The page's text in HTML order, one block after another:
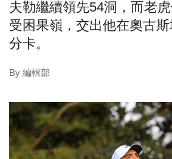
夫勒繼續領先54洞，而老
受困果嶺，交出他在奧古
分卡。
By 編輯部